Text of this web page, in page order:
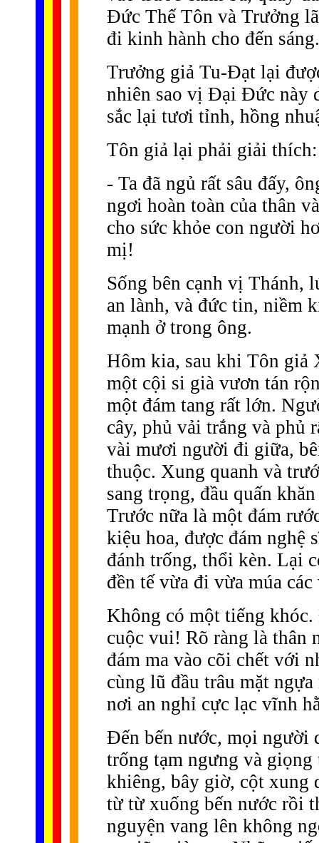
Ðức Thế Tôn và Trưởng
đi kinh hành cho đến sáng.
Trưởng giả Tu-Ðạt lại
nhiên sao vị Ðại Ðức này
sắc lại tươi tỉnh, hồng
Tôn giả lại phải giải thích:
- Ta đã ngủ rất sâu đấy,
ngơi hoàn toàn của thân
cho sức khỏe con người
mị!
Sống bên cạnh vị Thánh,
an lành, và đức tin, niềm
mạnh ở trong ông.
Hôm kia, sau khi Tôn giả
một cội si già vươn tán
một đám tang rất lớn.
cây, phủ vải trắng và phủ
vài mươi người đi giữa,
thuộc. Xung quanh và
sang trọng, đầu quấn
Trước nữa là một đám
kiệu hoa, được đám nghệ
đánh trống, thổi kèn. Lại
đền tế vừa đi vừa múa
Không có một tiếng
cuộc vui! Rõ ràng là thân
đám ma vào cõi chết với
cùng lũ đầu trâu mặt
nơi an nghỉ cực lạc vĩnh
Ðến bến nước, mọi người
trống tạm ngưng và
khiêng, bây giờ, cột xung
từ từ xuống bến nước rồi
nguyện vang lên không